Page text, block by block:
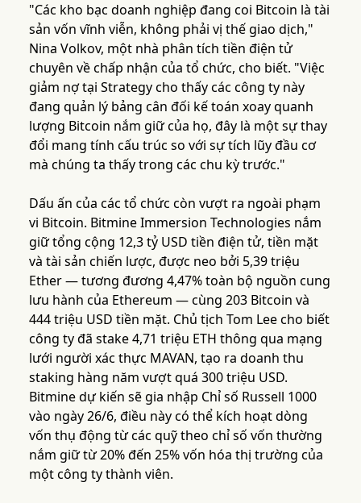
"Các kho bạc doanh nghiệp đang coi Bitcoin là tài
sản vốn vĩnh viễn, không phải vị thế giao dịch,"
Nina Volkov, một nhà phân tích tiền điện tử
chuyên về chấp nhận của tổ chức, cho biết. "Việc
giảm nợ tại Strategy cho thấy các công ty này
đang quản lý bảng cân đối kế toán xoay quanh
lượng Bitcoin nắm giữ của họ, đây là một sự thay
đổi mang tính cấu trúc so với sự tích lũy đầu cơ
mà chúng ta thấy trong các chu kỳ trước."
Dấu ấn của các tổ chức còn vượt ra ngoài phạm
vi Bitcoin. Bitmine Immersion Technologies nắm
giữ tổng cộng 12,3 tỷ USD tiền điện tử, tiền mặt
và tài sản chiến lược, được neo bởi 5,39 triệu
Ether — tương đương 4,47% toàn bộ nguồn cung
lưu hành của Ethereum — cùng 203 Bitcoin và
444 triệu USD tiền mặt. Chủ tịch Tom Lee cho biết
công ty đã stake 4,71 triệu ETH thông qua mạng
lưới người xác thực MAVAN, tạo ra doanh thu
staking hàng năm vượt quá 300 triệu USD.
Bitmine dự kiến sẽ gia nhập Chỉ số Russell 1000
vào ngày 26/6, điều này có thể kích hoạt dòng
vốn thụ động từ các quỹ theo chỉ số vốn thường
nắm giữ từ 20% đến 25% vốn hóa thị trường của
một công ty thành viên.